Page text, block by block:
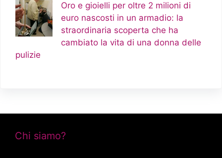
Oro e gioielli per oltre 2 milioni di
euro nascosti in un armadio: la
straordinaria scoperta che ha
cambiato la vita di una donna delle
pulizie
Chi siamo?